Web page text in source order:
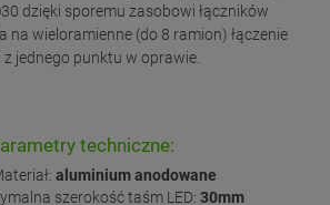
dzięki sporemu zasobowi łączników
na wieloramienne (do 8 ramion) łączenie
z jednego punktu w oprawie.
techniczne:
aluminium anodowane
szerokość taśm LED: 30mm